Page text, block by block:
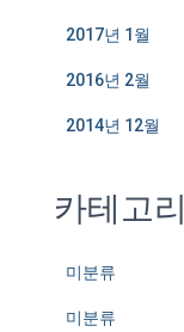
2017년 1월
2016년 2월
2014년 12월
카테고리
미분류
미분류